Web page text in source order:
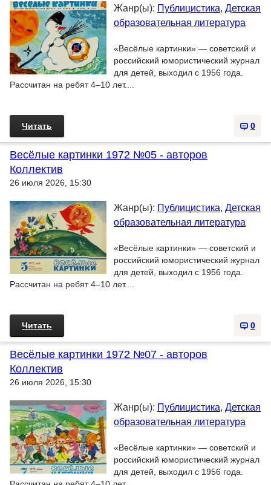
Жанр(ы): Публицистика, Детская
образовательная литература
«Весёлые картинки» — советский и
российский юмористический журнал
для детей, выходил с 1956 года.
Рассчитан на ребят 4–10 лет....
0
Читать
Весёлые картинки 1972 №05 - авторов
Коллектив
26 июля 2026, 15:30
Жанр(ы): Публицистика, Детская
образовательная литература
«Весёлые картинки» — советский и
российский юмористический журнал
для детей, выходил с 1956 года.
Рассчитан на ребят 4–10 лет....
0
Читать
Весёлые картинки 1972 №07 - авторов
Коллектив
26 июля 2026, 15:30
Жанр(ы): Публицистика, Детская
образовательная литература
«Весёлые картинки» — советский и
российский юмористический журнал
для детей, выходил с 1956 года.